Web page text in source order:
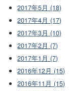
2017年5月 (18)
2017年4月 (17)
2017年3月 (10)
2017年2月 (7)
2017年1月 (7)
2016年12月 (15)
2016年11月 (15)